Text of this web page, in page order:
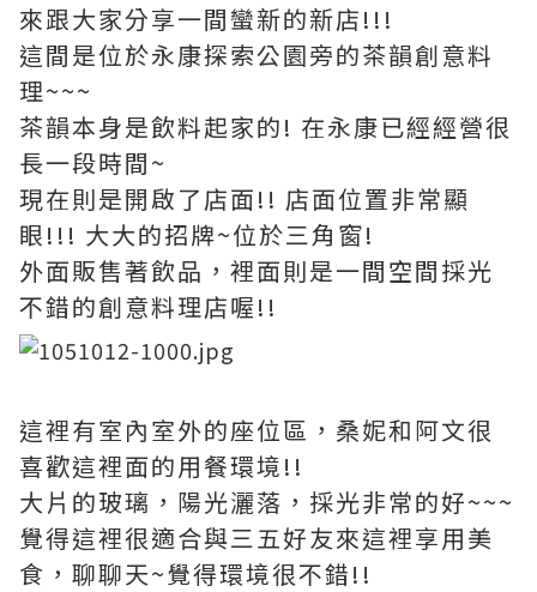
來跟大家分享一間蠻新的新店!!!
這間是位於永康探索公園旁的茶韻創意料
理~~~
茶韻本身是飲料起家的! 在永康已經經營很
長一段時間~
現在則是開啟了店面!! 店面位置非常顯
眼!!! 大大的招牌~位於三角窗!
外面販售著飲品，裡面則是一間空間採光
不錯的創意料理店喔!!
這裡有室內室外的座位區，桑妮和阿文很
喜歡這裡面的用餐環境!!
大片的玻璃，陽光灑落，採光非常的好~~~
覺得這裡很適合與三五好友來這裡享用美
食，聊聊天~覺得環境很不錯!!